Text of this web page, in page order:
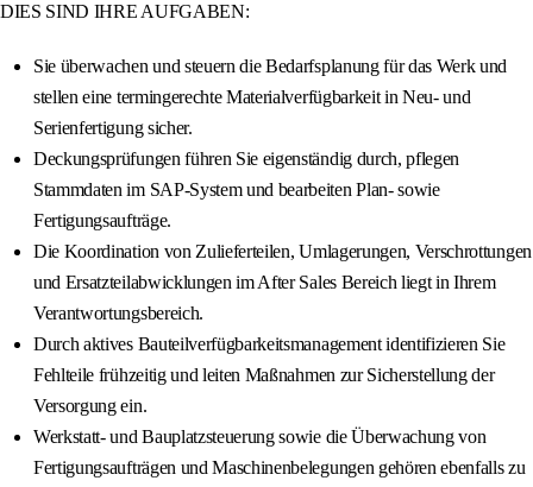
DIES SIND IHRE AUFGABEN:
Sie überwachen und steuern die Bedarfsplanung für das Werk und
stellen eine termingerechte Materialverfügbarkeit in Neu- und
Serienfertigung sicher.
Deckungsprüfungen führen Sie eigenständig durch, pflegen
Stammdaten im SAP-System und bearbeiten Plan- sowie
Fertigungsaufträge.
Die Koordination von Zulieferteilen, Umlagerungen, Verschrottungen
und Ersatzteilabwicklungen im After Sales Bereich liegt in Ihrem
Verantwortungsbereich.
Durch aktives Bauteilverfügbarkeitsmanagement identifizieren Sie
Fehlteile frühzeitig und leiten Maßnahmen zur Sicherstellung der
Versorgung ein.
Werkstatt- und Bauplatzsteuerung sowie die Überwachung von
Fertigungsaufträgen und Maschinenbelegungen gehören ebenfalls zu